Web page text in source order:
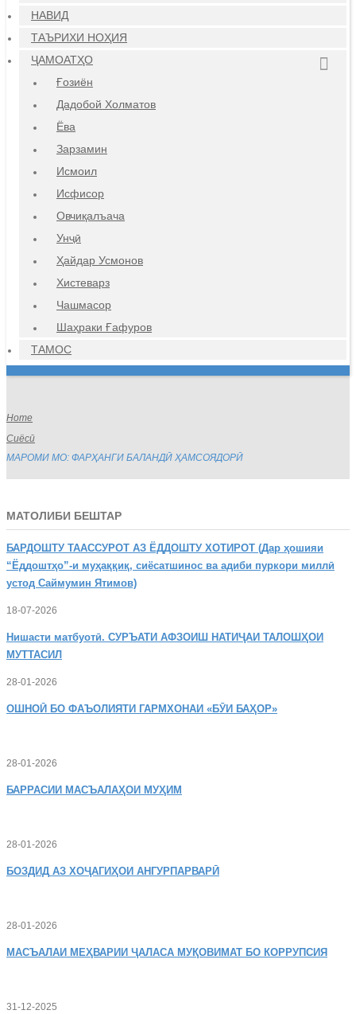
НАВИД
ТАЪРИХИ НОҲИЯ
ҶАМОАТҲО
Ғозиён
Дадобой Холматов
Ёва
Зарзамин
Исмоил
Исфисор
Овчиқалъача
Унҷӣ
Ҳайдар Усмонов
Хистеварз
Чашмасор
Шаҳраки Ғафуров
ТАМОС
Home
Сиёсӣ
МАРОМИ МО: ФАРҲАНГИ БАЛАНДӢ ҲАМСОЯДОРӢ
МАТОЛИБИ БЕШТАР
БАРДОШТУ ТААССУРОТ АЗ ЁДДОШТУ ХОТИРОТ (Дар ҳошияи
“Ёддоштҳо”-и муҳаққиқ, сиёсатшинос ва адиби пуркори миллӣ
устод Саймумин Ятимов)
18-07-2026
Нишасти матбуотӣ. СУРЪАТИ АФЗОИШ НАТИҶАИ ТАЛОШҲОИ
МУТТАСИЛ
28-01-2026
ОШНОӢ БО ФАЪОЛИЯТИ ГАРМХОНАИ «БӮИ БАҲОР»
28-01-2026
БАРРАСИИ МАСЪАЛАҲОИ МУҲИМ
28-01-2026
БОЗДИД АЗ ХОҶАГИҲОИ АНГУРПАРВАРӢ
28-01-2026
МАСЪАЛАИ МЕҲВАРИИ ҶАЛАСА МУҚОВИМАТ БО КОРРУПСИЯ
31-12-2025